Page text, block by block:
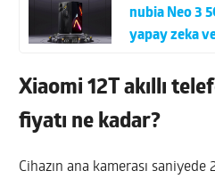
nubia Neo 3
yapay zeka ve
Xiaomi 12T akıllı
fiyatı ne kadar?
Cihazın ana kamerası saniyede